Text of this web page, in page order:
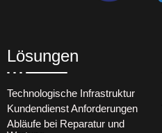
Lösungen
Technologische Infrastruktur
Kundendienst Anforderungen
Abläufe bei Reparatur und